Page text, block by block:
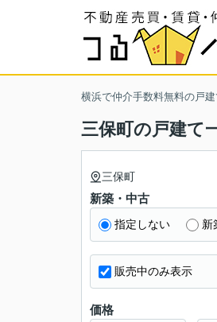
横浜で仲介手数料無料の戸
三保町の戸建て
三保町
新築・中古
指定しない 新
販売中のみ表示
価格